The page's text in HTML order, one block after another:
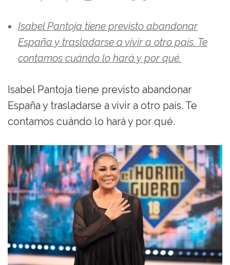
Isabel Pantoja tiene previsto abandonar
España y trasladarse a vivir a otro país. Te
contamos cuándo lo hará y por qué.
Isabel Pantoja tiene previsto abandonar
España y trasladarse a vivir a otro país. Te
contamos cuándo lo hará y por qué.